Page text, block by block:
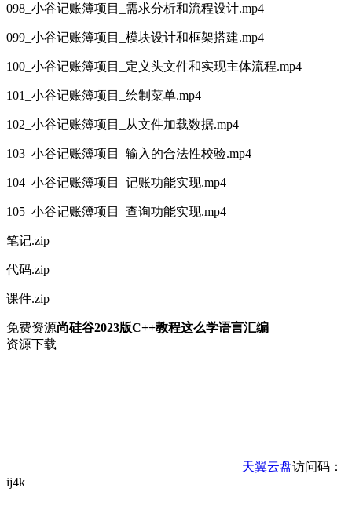
098_小谷记账簿项目_需求分析和流程设计.mp4
099_小谷记账簿项目_模块设计和框架搭建.mp4
100_小谷记账簿项目_定义头文件和实现主体流程.mp4
101_小谷记账簿项目_绘制菜单.mp4
102_小谷记账簿项目_从文件加载数据.mp4
103_小谷记账簿项目_输入的合法性校验.mp4
104_小谷记账簿项目_记账功能实现.mp4
105_小谷记账簿项目_查询功能实现.mp4
笔记.zip
代码.zip
课件.zip
免费资源尚硅谷2023版C++教程这么学语言汇编
资源下载
天翼云盘访问码：
ij4k